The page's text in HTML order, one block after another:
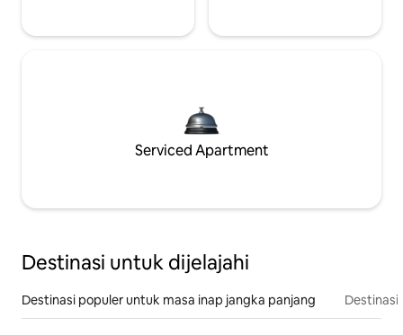
Serviced Apartment
Destinasi untuk dijelajahi
Destinasi populer untuk masa inap jangka panjang Destinasi